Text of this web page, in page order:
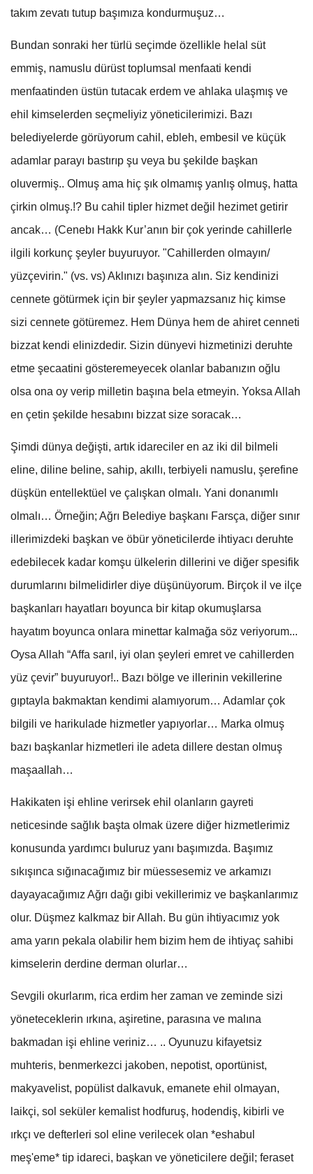
takım zevatı tutup başımıza kondurmuşuz…
Bundan sonraki her türlü seçimde özellikle helal süt
emmiş, namuslu dürüst toplumsal menfaati kendi
menfaatinden üstün tutacak erdem ve ahlaka ulaşmış ve
ehil kimselerden seçmeliyiz yöneticilerimizi. Bazı
belediyelerde görüyorum cahil, ebleh, embesil ve küçük
adamlar parayı bastırıp şu veya bu şekilde başkan
oluvermiş.. Olmuş ama hiç şık olmamış yanlış olmuş, hatta
çirkin olmuş.!? Bu cahil tipler hizmet değil hezimet getirir
ancak… (Cenebı Hakk Kur’anın bir çok yerinde cahillerle
ilgili korkunç şeyler buyuruyor. "Cahillerden olmayın/
yüzçevirin." (vs. vs) Aklınızı başınıza alın. Siz kendinizi
cennete götürmek için bir şeyler yapmazsanız hiç kimse
sizi cennete götüremez. Hem Dünya hem de ahiret cenneti
bizzat kendi elinizdedir. Sizin dünyevi hizmetinizi deruhte
etme şecaatini gösteremeyecek olanlar babanızın oğlu
olsa ona oy verip milletin başına bela etmeyin. Yoksa Allah
en çetin şekilde hesabını bizzat size soracak…
Şimdi dünya değişti, artık idareciler en az iki dil bilmeli
eline, diline beline, sahip, akıllı, terbiyeli namuslu, şerefine
düşkün entellektüel ve çalışkan olmalı. Yani donanımlı
olmalı… Örneğin; Ağrı Belediye başkanı Farsça, diğer sınır
illerimizdeki başkan ve öbür yöneticilerde ihtiyacı deruhte
edebilecek kadar komşu ülkelerin dillerini ve diğer spesifik
durumlarını bilmelidirler diye düşünüyorum. Birçok il ve ilçe
başkanları hayatları boyunca bir kitap okumuşlarsa
hayatım boyunca onlara minettar kalmağa söz veriyorum...
Oysa Allah “Affa sarıl, iyi olan şeyleri emret ve cahillerden
yüz çevir” buyuruyor!.. Bazı bölge ve illerinin vekillerine
gıptayla bakmaktan kendimi alamıyorum… Adamlar çok
bilgili ve harikulade hizmetler yapıyorlar… Marka olmuş
bazı başkanlar hizmetleri ile adeta dillere destan olmuş
maşaallah…
Hakikaten işi ehline verirsek ehil olanların gayreti
neticesinde sağlık başta olmak üzere diğer hizmetlerimiz
konusunda yardımcı buluruz yanı başımızda. Başımız
sıkışınca sığınacağımız bir müessesemiz ve arkamızı
dayayacağımız Ağrı dağı gibi vekillerimiz ve başkanlarımız
olur. Düşmez kalkmaz bir Allah. Bu gün ihtiyacımız yok
ama yarın pekala olabilir hem bizim hem de ihtiyaç sahibi
kimselerin derdine derman olurlar…
Sevgili okurlarım, rica erdim her zaman ve zeminde sizi
yöneteceklerin ırkına, aşiretine, parasına ve malına
bakmadan işi ehline veriniz… .. Oyunuzu kifayetsiz
muhteris, benmerkezci jakoben, nepotist, oportünist,
makyavelist, popülist dalkavuk, emanete ehil olmayan,
laikçi, sol seküler kemalist hodfuruş, hodendiş, kibirli ve
ırkçı ve defterleri sol eline verilecek olan *eshabul
meş'eme* tip idareci, başkan ve yöneticilere değil; feraset